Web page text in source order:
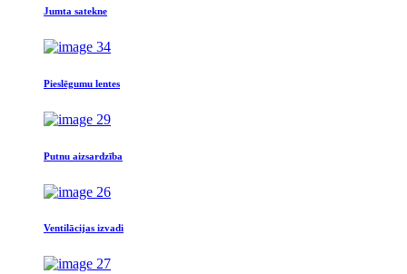
Jumta satekne
Pieslēgumu lentes
Putnu aizsardzība
Ventilācijas izvadi